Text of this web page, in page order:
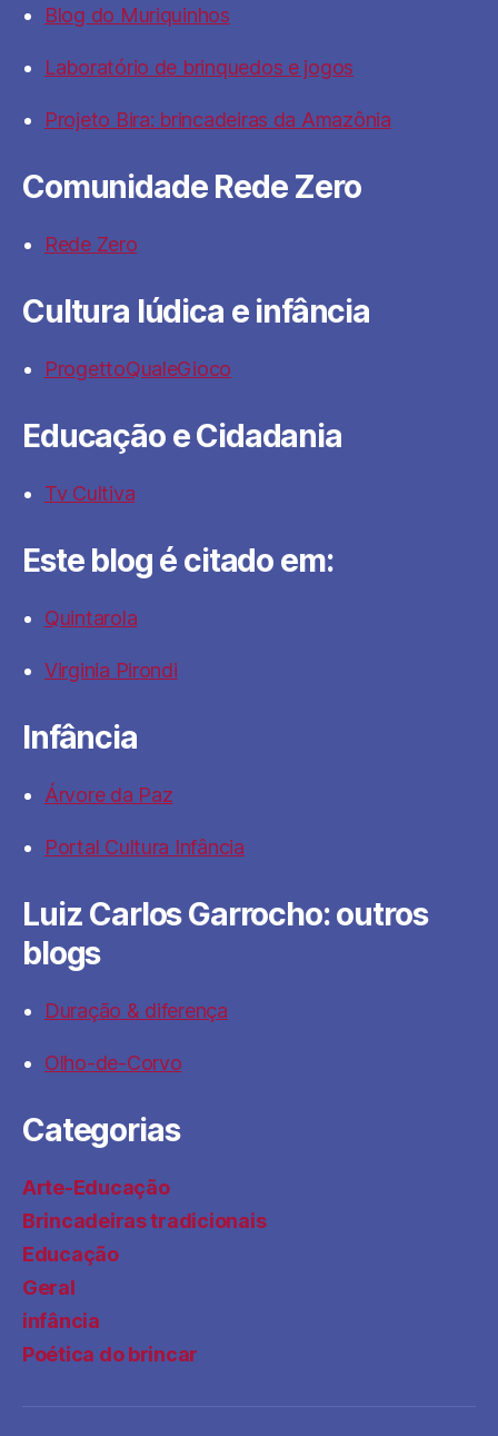
Blog do Muriquinhos
Laboratório de brinquedos e jogos
Projeto Bira: brincadeiras da Amazônia
Comunidade Rede Zero
Rede Zero
Cultura lúdica e infância
ProgettoQualeGioco
Educação e Cidadania
Tv Cultiva
Este blog é citado em:
Quintarola
Virginia Pirondi
Infância
Árvore da Paz
Portal Cultura Infância
Luiz Carlos Garrocho: outros
blogs
Duração & diferença
Olho-de-Corvo
Categorias
Arte-Educação
Brincadeiras tradicionais
Educação
Geral
infância
Poética do brincar